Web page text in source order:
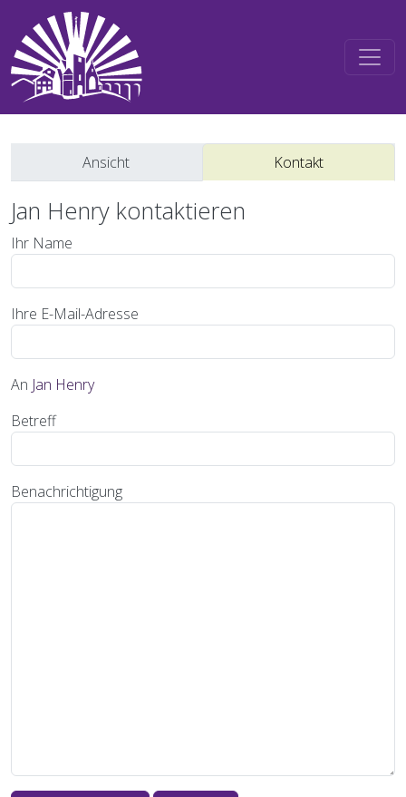
Direkt zum Inhalt
Primäre Reiter
Ansicht Kontakt
Jan Henry kontaktieren
Ihr Name
Ihre E-Mail-Adresse
An Jan Henry
Betreff
Benachrichtigung